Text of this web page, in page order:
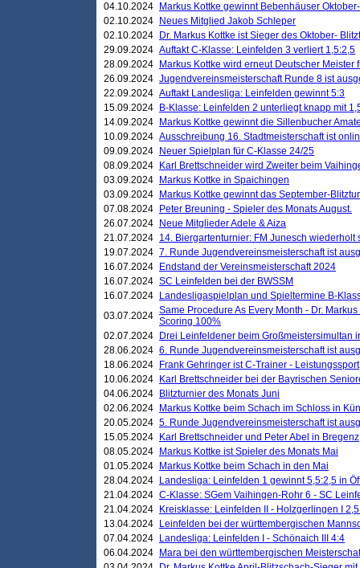
04.10.2024
Markus Kottke gewinnt Bebenhäuser
02.10.2024
Neues Mitglied Jakob Schleper
02.10.2024
Dr. Markus Kottke ist Sieger des Oktober-
29.09.2024 Auftakt C-Klasse: Leinfelden 3 verliert 1,5:2,5
28.09.2024
Markus Kottke wird erneut Deutscher Meister
26.09.2024 Jugendvereinsmeisterschaft Runde 8 ist
22.09.2024 Auftakt Landesliga: Leinfelden gewinnt 5:3
15.09.2024
B-Klasse: Leinfelden 2 unterliegt knapp mit
14.09.2024
Markus Kottke gewinnt die Sillenbucher
10.09.2024 Ausschreibung 16. Stadtmeisterschaft ist
09.09.2024
Neuer Spielplan für C-Klasse 24/25
08.09.2024
Karl Brettschneider wird Zweiter beim
03.09.2024
Markus Kottke in Spaichingen
03.09.2024
Markus Kottke gewinnt das September-
07.08.2024
Peter Breuning - Spieler des Monats August.
26.07.2024
Neue Mitglieder Adele & Aiza
21.07.2024 14. Biergartenturnier: FM Junesch wiederholt
19.07.2024 7. Runde Jugendvereinsmeisterschaft ist
16.07.2024
Endstand der Vereinsmeisterschaft 2024
16.07.2024 SC Leinfelden bei der BWSSM
16.07.2024
Landesligaspielplan und Spieltermine B-
03.07.2024 Same Procedure As Every Month - Dr.
Scoring 100%
02.07.2024
Drei Leinfeldener beim Großmeistersimultan
28.06.2024 6. Runde Jugendvereinsmeisterschaft ist
18.06.2024
Frank Gehringer ist C-Trainer - Leistungssport
10.06.2024
Karl Brettschneider bei der Bayrischen
04.06.2024
Blitzturnier des Monats Juni
02.06.2024
Markus Kottke beim Schach im Schloss in
20.05.2024 5. Runde Jugendvereinsmeisterschaft ist
15.05.2024
Karl Brettschneider und Peter Abel in Bregenz
08.05.2024
Markus Kottke ist Spieler des Monats Mai
01.05.2024
Markus Kottke beim Schach in den Mai
28.04.2024
Landesliga: Leinfelden 1 gewinnt 5,5:2,5 in
21.04.2024 C-Klasse: SGem Vaihingen-Rohr 6 - SC
21.04.2024
Kreisklasse: Leinfelden II - Holzgerlingen I
13.04.2024
Leinfelden bei der württembergischen
07.04.2024
Landesliga: Leinfelden I - Schönaich III 4:4
06.04.2024
Mara bei den württembergischen